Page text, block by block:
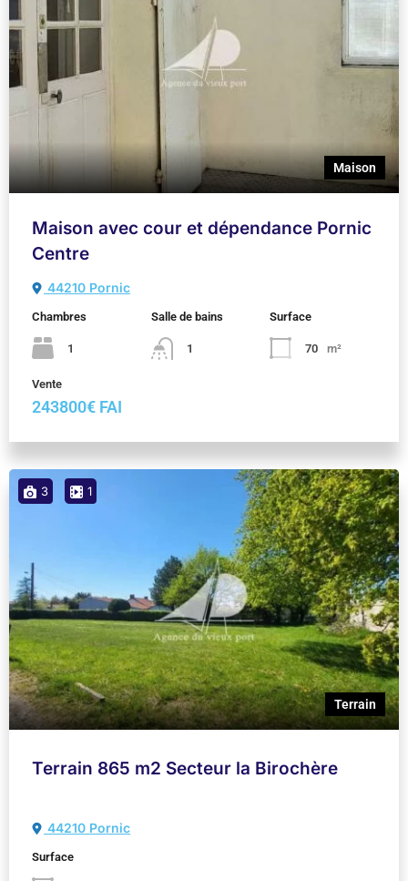
Maison
Maison avec cour et dépendance Pornic
Centre
44210 Pornic
Chambres
1
Salle de bains
1
Surface
70 m²
Vente
243800€ FAI
3 1
Terrain
Terrain 865 m2 Secteur la Birochère
44210 Pornic
Surface